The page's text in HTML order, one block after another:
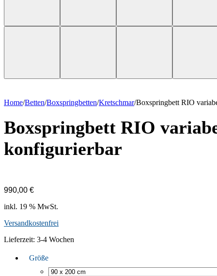
Home/Betten/Boxspring­betten/Kretschmar/Boxspringbett RIO
Boxspringbett RIO
konfigurierbar
990,00 €
inkl. 19 % MwSt.
Versandkostenfrei
Lieferzeit: 3-4 Wochen
Größe